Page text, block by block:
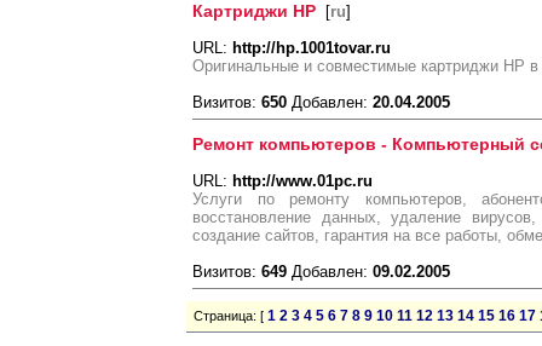
Картриджи HP [ru]
URL: http://hp.1001tovar.ru
Оригинальные и совместимые картриджи HP
Визитов: 650 Добавлен: 20.04.2005
Ремонт компьютеров - Компьютерный
URL: http://www.01pc.ru
Услуги по ремонту компьютеров,
восстановление данных, удаление
создание сайтов, гарантия на все работы,
Визитов: 649 Добавлен: 09.02.2005
Страница: [ 1 2 3 4 5 6 7 8 9 10 11 12 13 14 15 16 17